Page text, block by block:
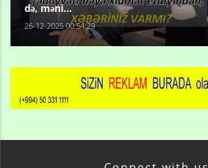
də, məni...
26-12-2025 00:54:29